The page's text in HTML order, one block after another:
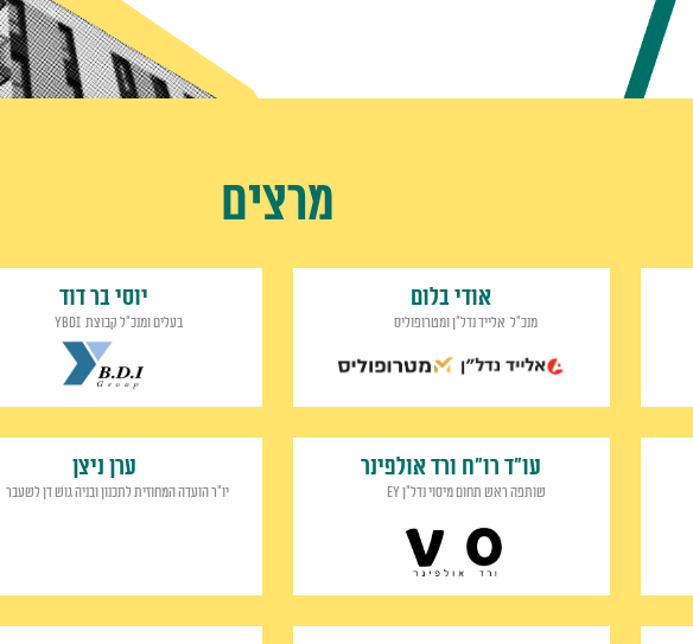
מרצים
אודי בלום
מנכ"ל אלייד נדל"ן ומטרופוליס
יוסי בר דוד
בעלים ומנכ"ל קבוצת YBDI
עו"ד רו"ח ורד אולפינר
שותפה ראש תחום מיסוי נדל"ן EY
ערן ניצן
יו״ר הועדה המחוזית לתכנון ובניה גוש דן לשעבר